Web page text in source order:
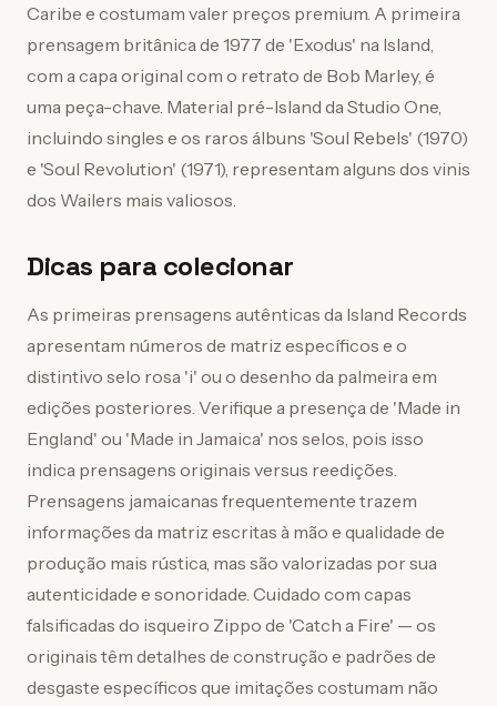
Caribe e costumam valer preços premium. A primeira
prensagem britânica de 1977 de 'Exodus' na Island,
com a capa original com o retrato de Bob Marley, é
uma peça-chave. Material pré-Island da Studio One,
incluindo singles e os raros álbuns 'Soul Rebels' (1970)
e 'Soul Revolution' (1971), representam alguns dos vinis
dos Wailers mais valiosos.
Dicas para colecionar
As primeiras prensagens autênticas da Island Records
apresentam números de matriz específicos e o
distintivo selo rosa 'i' ou o desenho da palmeira em
edições posteriores. Verifique a presença de 'Made in
England' ou 'Made in Jamaica' nos selos, pois isso
indica prensagens originais versus reedições.
Prensagens jamaicanas frequentemente trazem
informações da matriz escritas à mão e qualidade de
produção mais rústica, mas são valorizadas por sua
autenticidade e sonoridade. Cuidado com capas
falsificadas do isqueiro Zippo de 'Catch a Fire' — os
originais têm detalhes de construção e padrões de
desgaste específicos que imitações costumam não